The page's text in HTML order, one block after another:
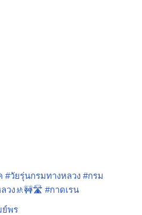
#วัยรุ่นกรมทางหลวง #กรม
ลวง🚸🚧🛣️ #กาดเรน
ย์พร